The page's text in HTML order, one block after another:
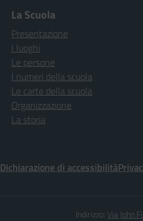
La Scuola
Presentazione
I luoghi
Le persone
I numeri della scuola
Le carte della scuola
Organizzazione
La storia
Dichiarazione di accessibilità
Indirizzo: Via John